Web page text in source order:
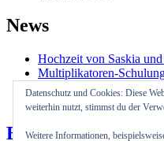
News
Hochzeit von Saskia
Multiplikatoren-
Bootsausbildung
6. Juli
Besuche uns auf FB
Datenschutz und Cookies: Diese
weiterhin nutzt, stimmst du der
Weitere Informationen,